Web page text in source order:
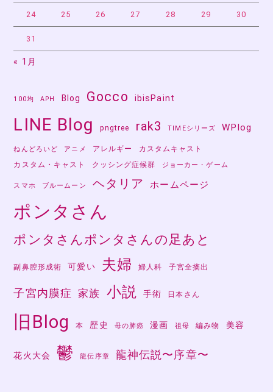
24 25 26 27 28 29 30
31
« 1月
100均 APH Blog Gocco ibisPaint
LINE Blog pngtree rak3 TIMEシリーズ WPlog
ねんどろいど アニメ アレルギー
カスタムキャスト
カスタム・キャスト
クッシング症候群 ジョーカー・ゲーム
スマホ ブルームーン ヘタリア ホームページ
ポンタさん
ポンタさんポンタさんの足あと
副鼻腔形成術 可愛い 夫婦 婦人科 子宮全摘出
子宮内膜症 家族 小説 手術 日本さん
旧Blog 本 歴史 母の肺癌 漫画 祖母 編み物 美容
花火大会 鬱 龍伝序章 龍神伝説〜序章〜